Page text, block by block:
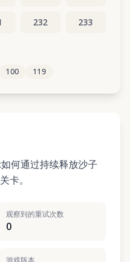
232 233
242
100 119
何通过持续释放沙子
卡。
观察到的重试次数
0
游戏版本